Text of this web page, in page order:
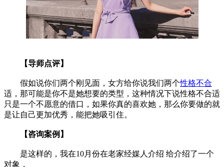
【导师点评】
假如说你们两个刚见面，女方给你说我们两个性格不合
适，那可能是你不是她想要的类型，这种情况下说性格不合适
只是一个不愿意的借口，如果你真的喜欢她，那么你要做的就
是让自己更加优秀，能把她吸引住。
【咨询案例】
是这样的，我在10月份在老家经媒人介绍 给介绍了一个
对象，